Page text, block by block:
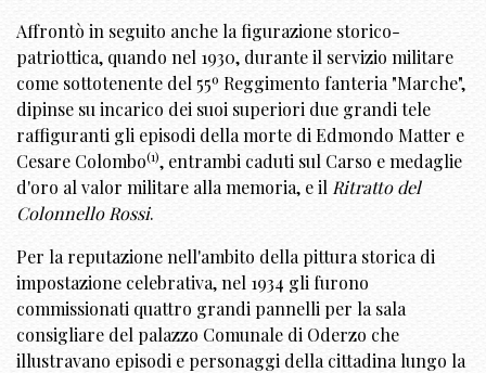
Affrontò in seguito anche la figurazione storico-
patriottica, quando nel 1930, durante il servizio militare
come sottotenente del 55º Reggimento fanteria "Marche",
dipinse su incarico dei suoi superiori due grandi tele
raffiguranti gli episodi della morte di Edmondo Matter e
Cesare Colombo(1), entrambi caduti sul Carso e medaglie
d'oro al valor militare alla memoria, e il Ritratto del
Colonnello Rossi.
Per la reputazione nell'ambito della pittura storica di
impostazione celebrativa, nel 1934 gli furono
commissionati quattro grandi pannelli per la sala
consigliare del palazzo Comunale di Oderzo che
illustravano episodi e personaggi della cittadina lungo la